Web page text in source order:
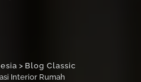
> Blog Classic
Interior Rumah